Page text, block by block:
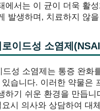
에서는 이 균이 더욱 활
발생하며, 치료하지 않
로이드성 소염제
드성 소염제는 통증 완화
습니다. 이러한 약물은
하기 쉬운 환경을 만듭
시 의사와 상담하여 대